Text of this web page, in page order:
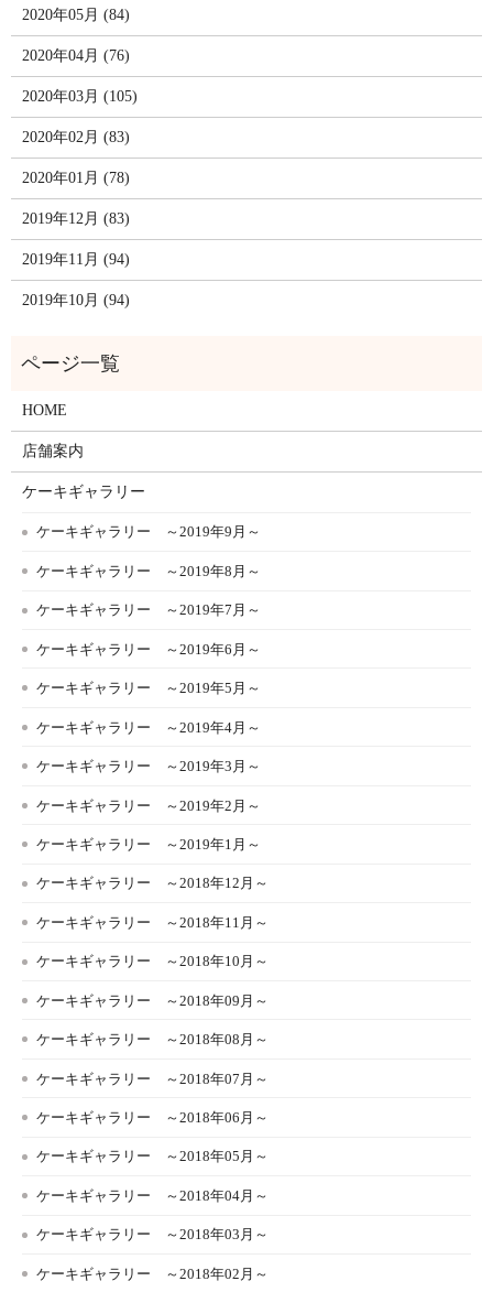
2020年05月 (84)
2020年04月 (76)
2020年03月 (105)
2020年02月 (83)
2020年01月 (78)
2019年12月 (83)
2019年11月 (94)
2019年10月 (94)
HOME
店舗案内
ケーキギャラリー
ケーキギャラリー ～2019年9月～
ケーキギャラリー ～2019年8月～
ケーキギャラリー ～2019年7月～
ケーキギャラリー ～2019年6月～
ケーキギャラリー ～2019年5月～
ケーキギャラリー ～2019年4月～
ケーキギャラリー ～2019年3月～
ケーキギャラリー ～2019年2月～
ケーキギャラリー ～2019年1月～
ケーキギャラリー ～2018年12月～
ケーキギャラリー ～2018年11月～
ケーキギャラリー ～2018年10月～
ケーキギャラリー ～2018年09月～
ケーキギャラリー ～2018年08月～
ケーキギャラリー ～2018年07月～
ケーキギャラリー ～2018年06月～
ケーキギャラリー ～2018年05月～
ケーキギャラリー ～2018年04月～
ケーキギャラリー ～2018年03月～
ケーキギャラリー ～2018年02月～